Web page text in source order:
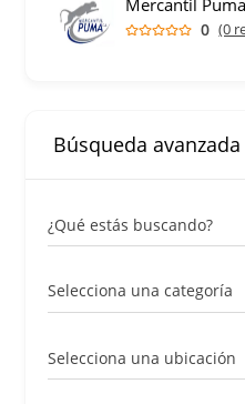
Mercantil
0 (0
Búsqueda
¿Qué estás buscando?
Selecciona una categoría
Selecciona una ubicación